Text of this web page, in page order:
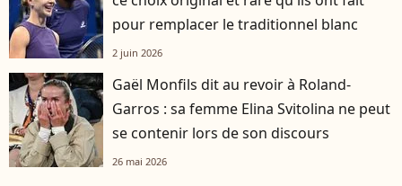
pour remplacer le traditionnel blanc
2 juin 2026
Gaël Monfils dit au revoir à Roland-
Garros : sa femme Elina Svitolina ne peut
se contenir lors de son discours
26 mai 2026